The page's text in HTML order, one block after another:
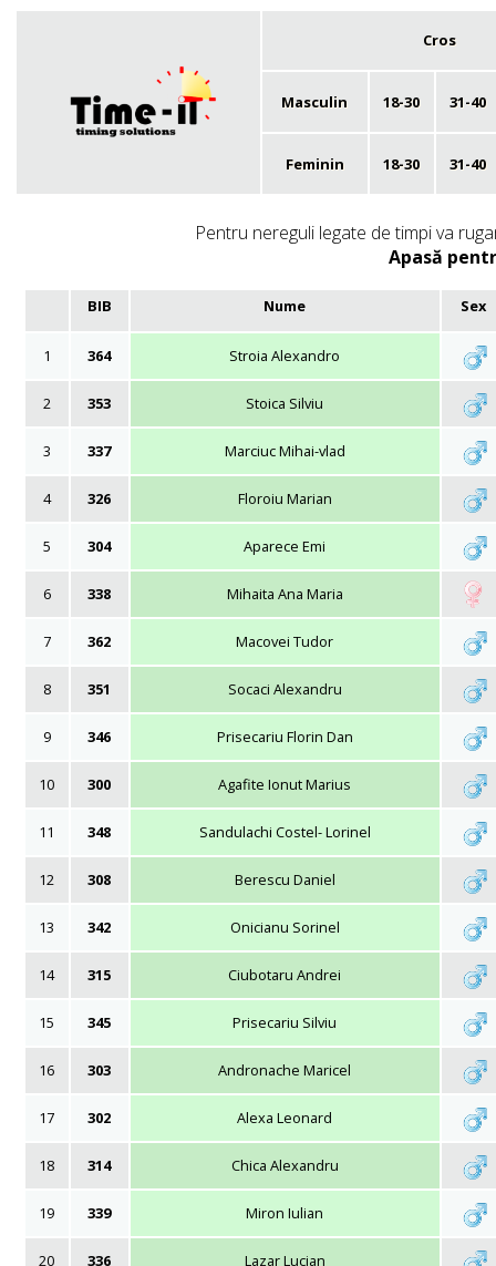
Cros
Masculin 18-30 31-40
Feminin 18-30 31-40
Pentru nereguli legate de timpi va
Apasă